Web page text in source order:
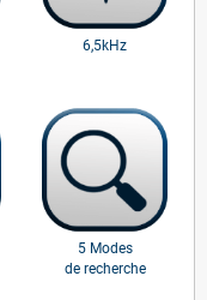
6,5kHz
5 Modes
de recherche